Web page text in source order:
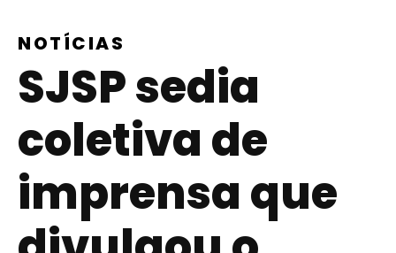
NOTÍCIAS
SJSP sedia
coletiva de
imprensa que